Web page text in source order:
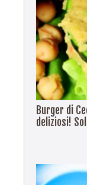
Burger di
deliziosi!